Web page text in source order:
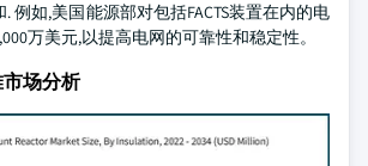
例如,美国能源部对包括FACTS装置在内的电
万美元,以提高电网的可靠性和稳定性。
场分析